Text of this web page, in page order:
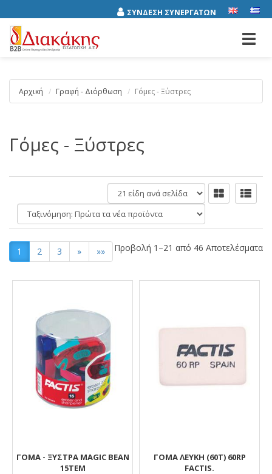
ΣΥΝΔΕΣΗ ΣΥΝΕΡΓΑΤΩΝ
Αρχική Γραφή - Διόρθωση Γόμες - Ξύστρες
Γόμες - Ξύστρες
είδη
ανά
σελίδα
Ταξινόμηση:
1 2 3 » »» Προβολή 1–21 από 46 Αποτελέσματα
Αποτελέσματα
ΓΟΜΑ - ΞΥΣΤΡΑ MAGIC BEAN
15ΤΕΜ
ΓΟΜΑ ΛΕΥΚΗ (60Τ) 60RP
FACTIS.